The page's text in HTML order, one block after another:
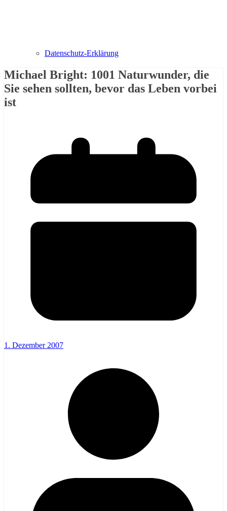
Datenschutz-Erklärung
Michael Bright: 1001 Naturwunder, die
Sie sehen sollten, bevor das Leben vorbei
ist
1. Dezember 2007